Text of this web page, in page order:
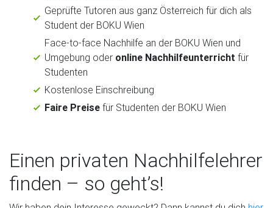
Geprüfte Tutoren aus ganz Österreich für dich als
Student der BOKU Wien
Face-to-face Nachhilfe an der BOKU Wien und
Umgebung oder online Nachhilfeunterricht für
Studenten
Kostenlose Einschreibung
Faire Preise für Studenten der BOKU Wien
Einen privaten Nachhilfelehrer
finden – so geht’s!